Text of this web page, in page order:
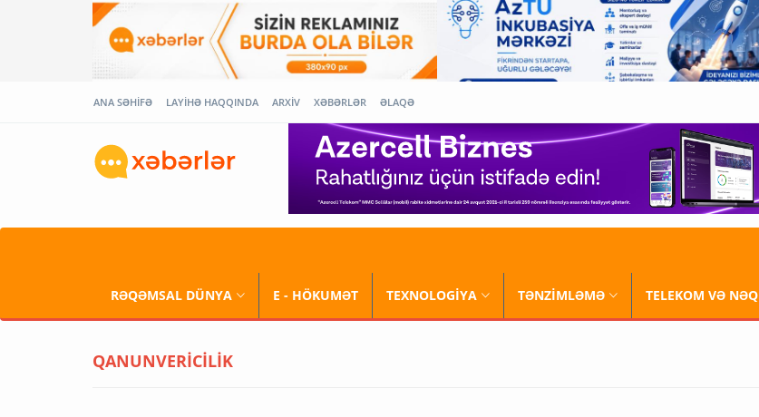
ANA SƏHİFƏ LAYİHƏ HAQQINDA ARXİV XƏBƏRLƏR ƏLAQƏ
RƏQƏMSAL DÜNYA E - HÖKUMƏT TEXNOLOGİYA TƏNZİMLƏMƏ TELEKOM VƏ
QANUNVERİCİLİK